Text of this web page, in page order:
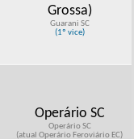
Grossa)
Guarani SC
(1º vice)
Operário SC
Operário SC
(atual Operário Feroviário EC)